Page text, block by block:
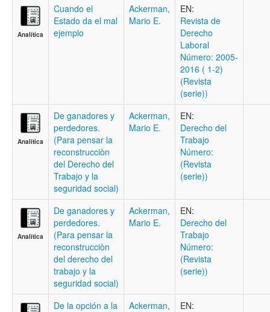
Analítica
Cuando el
Estado da el mal
ejemplo
Ackerman,
Mario E.
EN:
Revista de
Derecho
Laboral
Número: 2005-
2016 ( 1-2)
(Revista
(serie))
Analítica
De ganadores y
perdedores.
(Para pensar la
reconstrucciòn
del Derecho del
Trabajo y la
seguridad social)
Ackerman,
Mario E.
EN:
Derecho del
Trabajo
Número:
(Revista
(serie))
Analítica
De ganadores y
perdedores.
(Para pensar la
reconstrucciòn
del derecho del
trabajo y la
seguridad social)
Ackerman,
Mario E.
EN:
Derecho del
Trabajo
Número:
(Revista
(serie))
De la opción a la
Ackerman,
EN: